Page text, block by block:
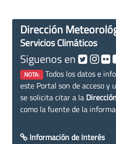
Dirección
Servicios Climáticos
Siguenos en
NOTA: Todos los datos e
este Portal son de acceso y
se solicita citar a la
como la fuente de la
Información de Interés